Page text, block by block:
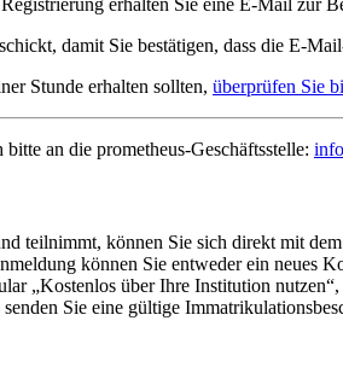
erhalten Sie eine E-Mail zur
damit Sie bestätigen, dass die E-
Stunde erhalten sollten, überprüfen Sie
bitte an die prometheus-Geschäftsstelle:
teilnimmt, können Sie sich direkt mit
können Sie entweder ein neues
„Kostenlos über Ihre Institution
Sie eine gültige